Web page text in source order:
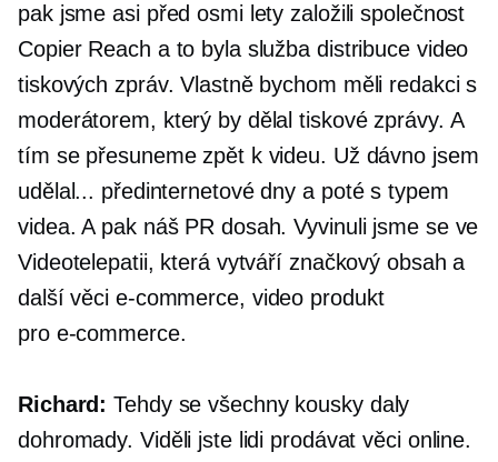
pak jsme asi před osmi lety založili společnost
Copier Reach a to byla služba distribuce video
tiskových zpráv. Vlastně bychom měli redakci s
moderátorem, který by dělal tiskové zprávy. A
tím se přesuneme zpět k videu. Už dávno jsem
udělal... předinternetovédny a poté s typem
videa. A pak náš PR dosah. Vyvinuli jsme se ve
Videotelepatii, která vytváří značkový obsah a
další věci e-commerce, video produkt
pro e-commerce.
Richard: Tehdy se všechny kousky daly
dohromady. Viděli jste lidi prodávat věci online.